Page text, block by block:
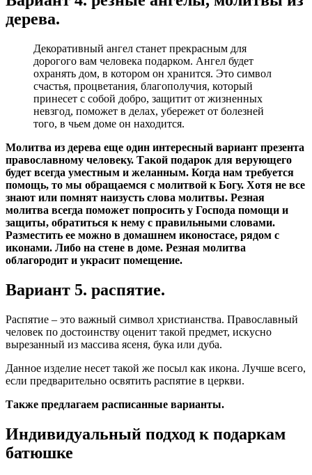
дерева.
Декоративный ангел станет прекрасным для
дорогого вам человека подарком. Ангел будет
охранять дом, в котором он хранится. Это символ
счастья, процветания, благополучия, который
принесет с собой добро, защитит от жизненных
невзгод, поможет в делах, убережет от болезней
того, в чьем доме он находится.
Молитва из дерева еще один интересный вариант презента
православному человеку. Такой подарок для верующего
будет всегда уместным и желанным. Когда нам требуется
помощь, то мы обращаемся с молитвой к Богу. Хотя не все
знают или помнят наизусть слова молитвы. Резная
молитва всегда поможет попросить у Господа помощи и
защиты, обратиться к нему с правильными словами.
Разместить ее можно в домашнем иконостасе, рядом с
иконами. Либо на стене в доме. Резная молитва
облагородит и украсит помещение.
Вариант 5. распятие.
Распятие – это важный символ христианства. Православный
человек по достоинству оценит такой предмет, искусно
вырезанный из массива ясеня, бука или дуба.
Данное изделие несет такой же посыл как икона. Лучше всего,
если предварительно освятить распятие в церкви.
Также предлагаем расписанные варианты.
Индивидуальный подход к подаркам
батюшке